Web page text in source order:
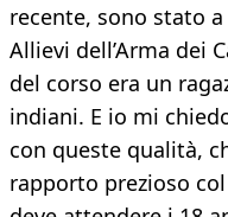
recente, sono stato
Allievi dell’Arma dei
del corso era un
indiani. E io mi
con queste qualità,
rapporto prezioso